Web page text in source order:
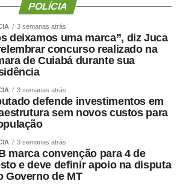
Messenger
LinkedIn
Share
POLÍCIA
3 semanas atrás
deixamos uma marca”, diz Juca
concurso realizado na
de Cuiabá durante sua
3 semanas atrás
defende investimentos em
sem novos custos para
3 semanas atrás
marca convenção para 4 de
e deve definir apoio na disputa
Governo de MT